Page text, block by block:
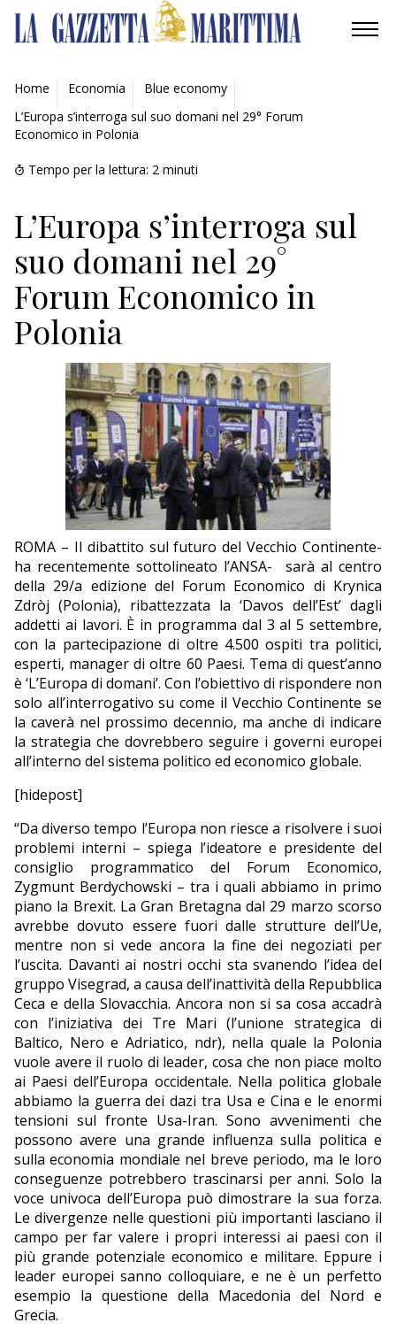
AMBIENTE
MOBILITÀ
INDUSTRIA
ECONOMIA
TURISMO
CULTURA
NAUTICA
EDITORIALI
Home Economia
Blue economy
L’Europa s’interroga sul suo domani nel 29° Forum
Economico in Polonia
Tempo per la lettura: 2 minuti
L’Europa s’interroga sul
suo domani nel 29°
Forum Economico in
Polonia
ROMA – Il dibattito sul futuro del Vecchio Continente-
ha recentemente sottolineato l’ANSA-
sarà al centro
della 29/a edizione del Forum Economico di Krynica
Zdròj (Polonia), ribattezzata la ‘Davos dell’Est’ dagli
addetti ai lavori. È in programma dal 3 al 5 settembre,
con la partecipazione di oltre 4.500 ospiti tra politici,
esperti, manager di oltre 60 Paesi. Tema di quest’anno
è ‘L’Europa di domani’. Con l’obiettivo di rispondere non
solo all’interrogativo su come il Vecchio Continente se
la caverà nel prossimo decennio, ma anche di indicare
la strategia che dovrebbero seguire i governi europei
all’interno del sistema politico ed economico globale.
[hidepost]
“Da diverso tempo l’Europa non riesce a risolvere i suoi
problemi interni – spiega l’ideatore e presidente del
consiglio programmatico del Forum Economico,
Zygmunt Berdychowski – tra i quali abbiamo in primo
piano la Brexit. La Gran Bretagna dal 29 marzo scorso
avrebbe dovuto essere fuori dalle strutture dell’Ue,
mentre non si vede ancora la fine dei negoziati per
l’uscita. Davanti ai nostri occhi sta svanendo l’idea del
gruppo Visegrad, a causa dell’inattività della Repubblica
Ceca e della Slovacchia. Ancora non si sa cosa accadrà
con l’iniziativa dei Tre Mari (l’unione strategica di
Baltico, Nero e Adriatico, ndr), nella quale la Polonia
vuole avere il ruolo di leader, cosa che non piace molto
ai Paesi dell’Europa occidentale. Nella politica globale
abbiamo la guerra dei dazi tra Usa e Cina e le enormi
tensioni sul fronte Usa-Iran. Sono avvenimenti che
possono avere una grande influenza sulla politica e
sulla economia mondiale nel breve periodo, ma le loro
conseguenze potrebbero trascinarsi per anni. Solo la
voce univoca dell’Europa può dimostrare la sua forza.
Le divergenze nelle questioni più importanti lasciano il
campo per far valere i propri interessi ai paesi con il
più grande potenziale economico e militare. Eppure i
leader europei sanno colloquiare, e ne è un perfetto
esempio la questione della Macedonia del Nord e
Grecia.